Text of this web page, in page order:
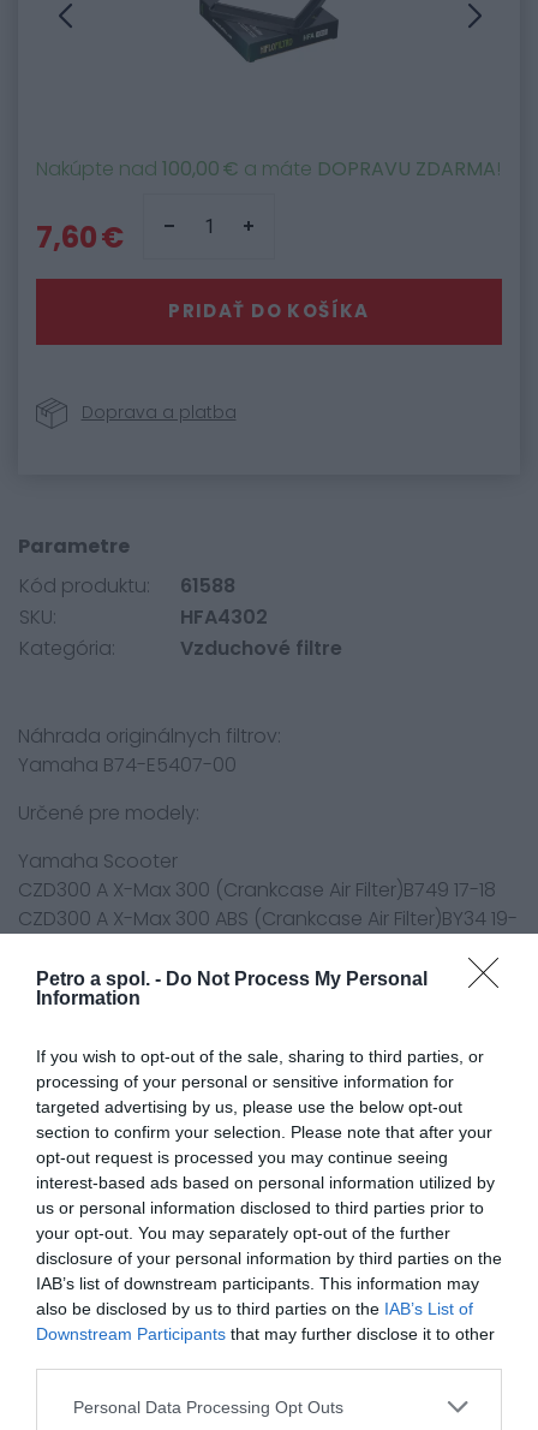
Petro a spol. - Do Not Process My Personal
Information
If you wish to opt-out of the sale, sharing to third parties, or
processing of your personal or sensitive information for
targeted advertising by us, please use the below opt-out
section to confirm your selection. Please note that after your
opt-out request is processed you may continue seeing
interest-based ads based on personal information utilized by
us or personal information disclosed to third parties prior to
your opt-out. You may separately opt-out of the further
disclosure of your personal information by third parties on the
IAB’s list of downstream participants. This information may
also be disclosed by us to third parties on the IAB’s List of
Downstream Participants that may further disclose it to other
Personal Data Processing Opt Outs
Nakúpte nad 100,00 € a máte DOPRAVU ZDARMA!
7,60 €
PRIDAŤ DO KOŠÍKA
Doprava a platba
Parametre
Kód produktu:
61588
SKU:
HFA4302
Kategória:
Vzduchové filtre
Náhrada originálnych filtrov:
Yamaha B74-E5407-00
Určené pre modely:
Yamaha Scooter
CZD300 A X-Max 300 (Crankcase Air Filter)B749 17-18
CZD300 A X-Max 300 ABS (Crankcase Air Filter)BY34 19-
CZD300 X-Max 300 (Crankcase Air Filter) 22-26
CZD300 A X-Max 300 Tech MAX (Crankcase Air Filter)
CZD300 D-A X-Max+ 300 (Crankcase Air Filter) 25-26
MWD300 Tricity (Crankcase Air Filter) 20-25
0.0